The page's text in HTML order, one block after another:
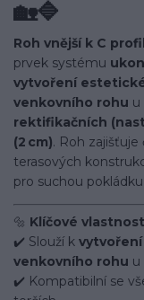
🏡🔷
Roh vnější k C
prvek systému
vytvoření
venkovního rohu u
rektifikačních
(2 cm). Roh
terasových
pro suchou
🔩 Klíčové
✔️ Slouží k
venkovního rohu u
✔️ Kompatibilní se